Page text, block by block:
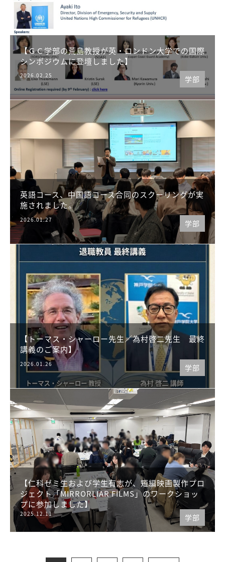
【ＧＣ学部の荒島教授が英・ロンドン大学での国際
シンポジウムに登壇しました】
2026.02.25 学部
英語コース、中国語コース合同のスクーリングが実
施されました。
2026.01.27 学部
【トーマス・シャーロー先生／為村啓二先生 最終
講義のご案内】
2026.01.26 学部
【仁科ゼミ生および学生有志が、短編映画製作プロ
ジェクト「MIRRORLIAR FILMS」のワークショッ
プに参加しました】
2025.12.11
学部